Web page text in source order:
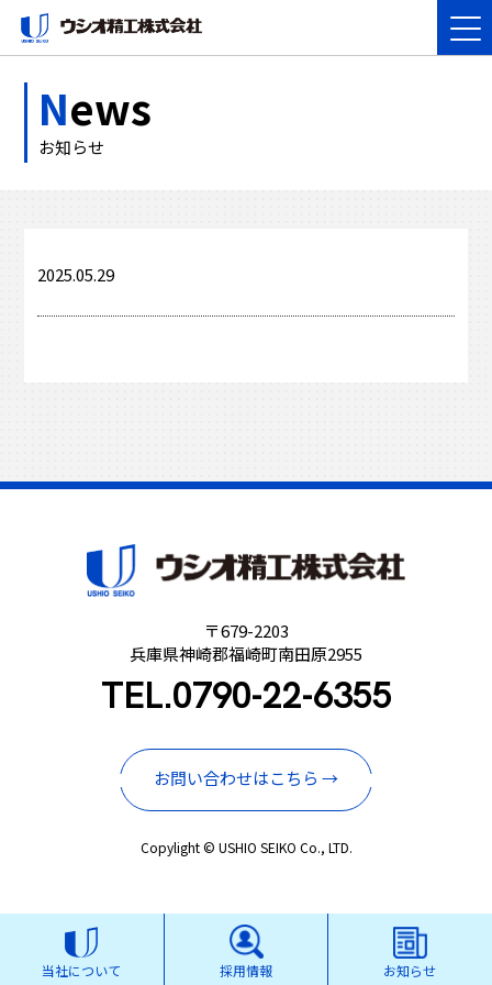
News
お知らせ
2025.05.29
〒679-2203
兵庫県神崎郡福崎町南田原2955
TEL.0790-22-6355
お問い合わせはこちら →
Copylight © USHIO SEIKO Co., LTD.
当社について 採用情報 お知らせ